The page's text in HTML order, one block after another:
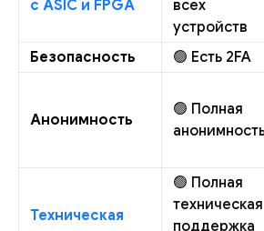
с ASIC и FPGA
всех
устройств
Безопасность 🟢 Есть 2FA
Анонимность
🟢 Полная
Техническая
🟢 Полная
техническая
поддержка